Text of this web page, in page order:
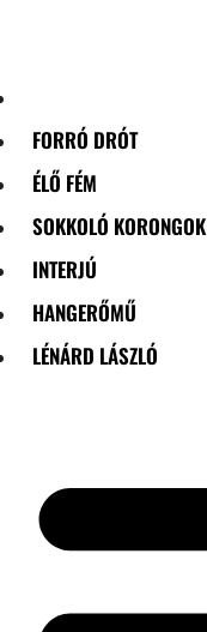
FORRÓ DRÓT
ÉLŐ FÉM
SOKKOLÓ KORONGOK
INTERJÚ
HANGERŐMŰ
LÉNÁRD LÁSZLÓ